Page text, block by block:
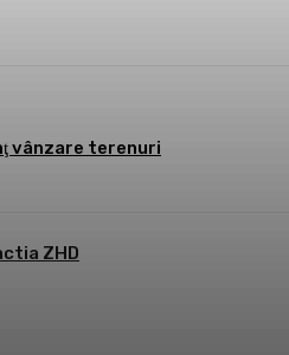
vânzare terenuri
ZHD